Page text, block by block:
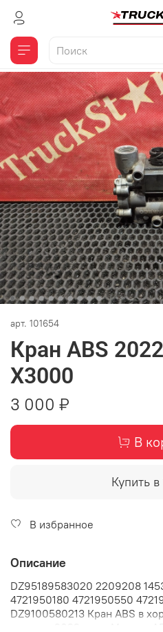
арт. 101654
Кран ABS
X3000
3 000 ₽
В
Купить в
В избранное
Описание
DZ95189583020 2209208
4721950180 4721950550
DZ9100580213 Кран ABS в